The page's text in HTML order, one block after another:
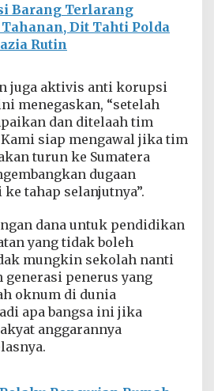
Barang Terlarang
Dit Tahti Polda
Rutin
juga aktivis anti korupsi
menegaskan, “setelah
dan ditelaah tim
siap mengawal jika tim
turun ke Sumatera
dugaan
tahap selanjutnya”.
dana untuk pendidikan
yang tidak boleh
mungkin sekolah nanti
penerus yang
oknum di dunia
apa bangsa ini jika
anggarannya